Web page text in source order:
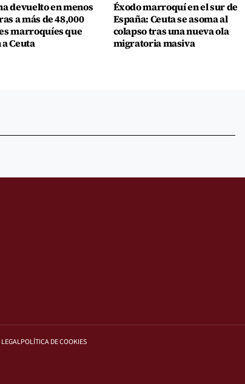
devuelto en menos
a más de 48,000
marroquíes que
Ceuta
Éxodo marroquí en el sur de
España: Ceuta se asoma al
colapso tras una nueva ola
migratoria masiva
POLÍTICA DE COOKIES